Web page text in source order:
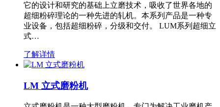
它的设计和研究的基础上立磨技术，吸收了世界各地的
超细粉碎理论的一种先进的轧机。本系列产品是一种专
业设备，包括超细粉碎，分级和交付。 LUM系列超细立
式…
了解详情
LM 立式磨粉机